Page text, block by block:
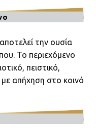
την ουσία
Το περιεχόμενο
πειστικό,
με απήχηση στο κοινό